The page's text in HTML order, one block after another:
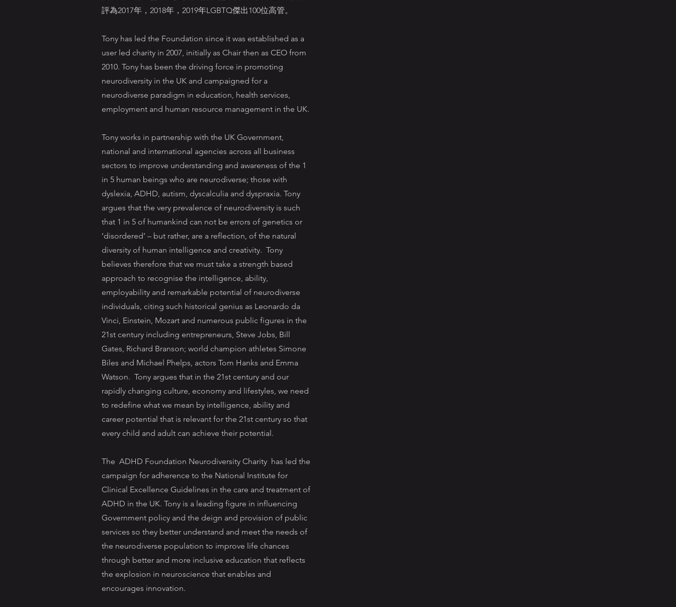
評為2017年，2018年，2019年LGBTQ傑出100位高管。
Tony has led the Foundation since it was established as a
user led charity in 2007, initially as Chair then as CEO from
2010. Tony has been the driving force in promoting
neurodiversity in the UK and campaigned for a
neurodiverse paradigm in education, health services,
employment and human resource management in the UK.
Tony works in partnership with the UK Government,
national and international agencies across all business
sectors to improve understanding and awareness of the 1
in 5 human beings who are neurodiverse; those with
dyslexia, ADHD, autism, dyscalculia and dyspraxia. Tony
argues that the very prevalence of neurodiversity is such
that 1 in 5 of humankind can not be errors of genetics or
‘disordered’ – but rather, are a reflection, of the natural
diversity of human intelligence and creativity. Tony
believes therefore that we must take a strength based
approach to recognise the intelligence, ability,
employability and remarkable potential of neurodiverse
individuals, citing such historical genius as Leonardo da
Vinci, Einstein, Mozart and numerous public figures in the
21st century including entrepreneurs, Steve Jobs, Bill
Gates, Richard Branson; world champion athletes Simone
Biles and Michael Phelps, actors Tom Hanks and Emma
Watson. Tony argues that in the 21st century and our
rapidly changing culture, economy and lifestyles, we need
to redefine what we mean by intelligence, ability and
career potential that is relevant for the 21st century so that
every child and adult can achieve their potential.
The ADHD Foundation Neurodiversity Charity has led the
campaign for adherence to the National Institute for
Clinical Excellence Guidelines in the care and treatment of
ADHD in the UK. Tony is a leading figure in influencing
Government policy and the deign and provision of public
services so they better understand and meet the needs of
the neurodiverse population to improve life chances
through better and more inclusive education that reflects
the explosion in neuroscience that enables and
encourages innovation.